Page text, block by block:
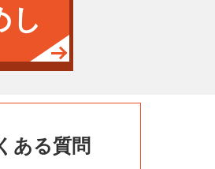
し
ある質問